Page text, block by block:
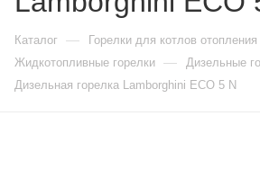
Каталог — Горелки для котлов отопления
Жидкотопливные горелки — Дизельные
Дизельная горелка Lamborghini ECO 5 N